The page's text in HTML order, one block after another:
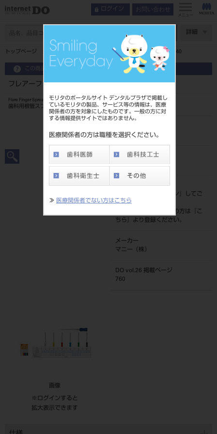
モリタのポータルサイト デンタルプラザで掲載し
ているモリタの製品、サービス等の情報は、医療
関係者の方を対象にしたものです。一般の方に対
する情報提供サイトではありません。
医療関係者の方は職種を選択ください。
≫ 医療関係者でない方はこちら
ログイン お問い合わせ
メニュー
詳細
トップページ フレアーフィンガースプレッダー 25mm 6入 ＃40
この商品に関するお問い合わせ
フレアーフィンガースプレッダー 25mm 6入 ＃40
Flare Finger Spreader
歯科用根管スプレッダー
20239012940
JAN/EANコード
標準価格
ログイン
』してご
覧ください。
ネット会員登録がまだの方は『
こ
ちら
』より登録ください。
メーカー
マニー（株）
DO vol.26 掲載ページ
760
画像
※ログインすると
拡大表示できます